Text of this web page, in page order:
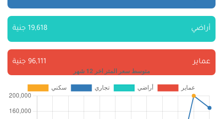
أراضي 19,618 جنية
عماير 96,111 جنية